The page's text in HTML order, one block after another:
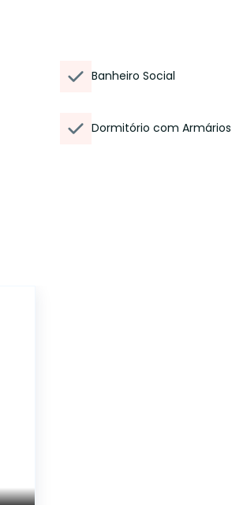
Banheiro Social
Dormitório com Armários